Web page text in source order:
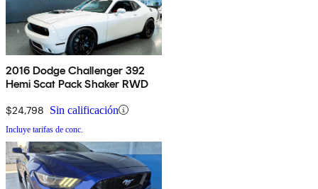
2016 Dodge Challenger 392
Hemi Scat Pack Shaker RWD
$24,798 Sin calificación
Incluye tarifas de conc.